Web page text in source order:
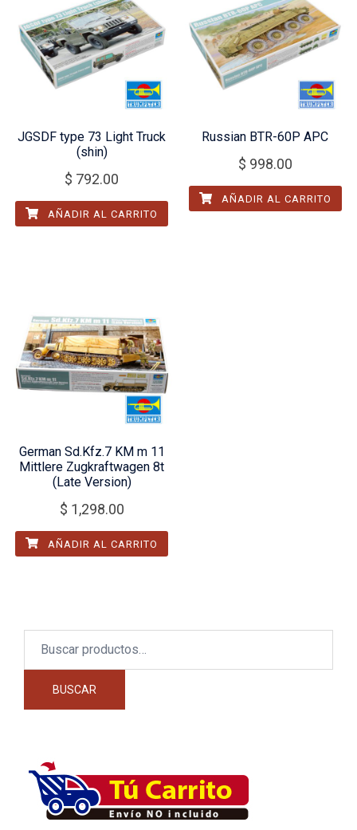
JGSDF type 73 Light Truck
(shin)
$ 792.00
AÑADIR AL CARRITO
Russian BTR-60P APC
$ 998.00
AÑADIR AL CARRITO
German Sd.Kfz.7 KM m 11
Mittlere Zugkraftwagen 8t
(Late Version)
$ 1,298.00
AÑADIR AL CARRITO
BUSCAR